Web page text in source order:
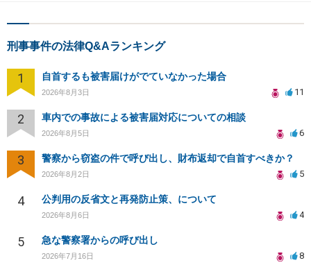
刑事事件の法律Q&Aランキング
1 自首するも被害届けがでていなかった場合
2026年8月3日 11
2 車内での事故による被害届対応についての相談
2026年8月5日 6
3 警察から窃盗の件で呼び出し、財布返却で自首すべきか？
2026年8月2日 5
4 公判用の反省文と再発防止策、について
2026年8月6日 4
5 急な警察署からの呼び出し
2026年7月16日 8